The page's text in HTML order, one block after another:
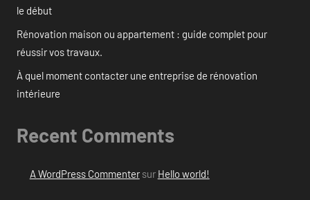
le début
Rénovation maison ou appartement : guide complet pour
réussir vos travaux.
À quel moment contacter une entreprise de rénovation
intérieure
Recent Comments
A WordPress Commentersur Hello world!